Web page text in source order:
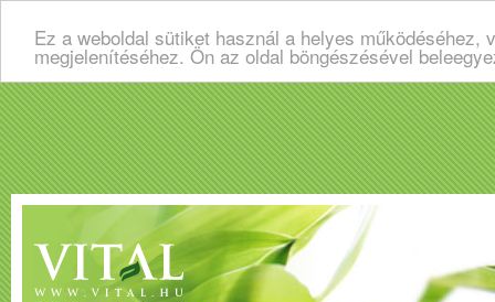
Ez a weboldal sütiket használ a helyes
megjelenítéséhez. Ön az oldal böngészésével